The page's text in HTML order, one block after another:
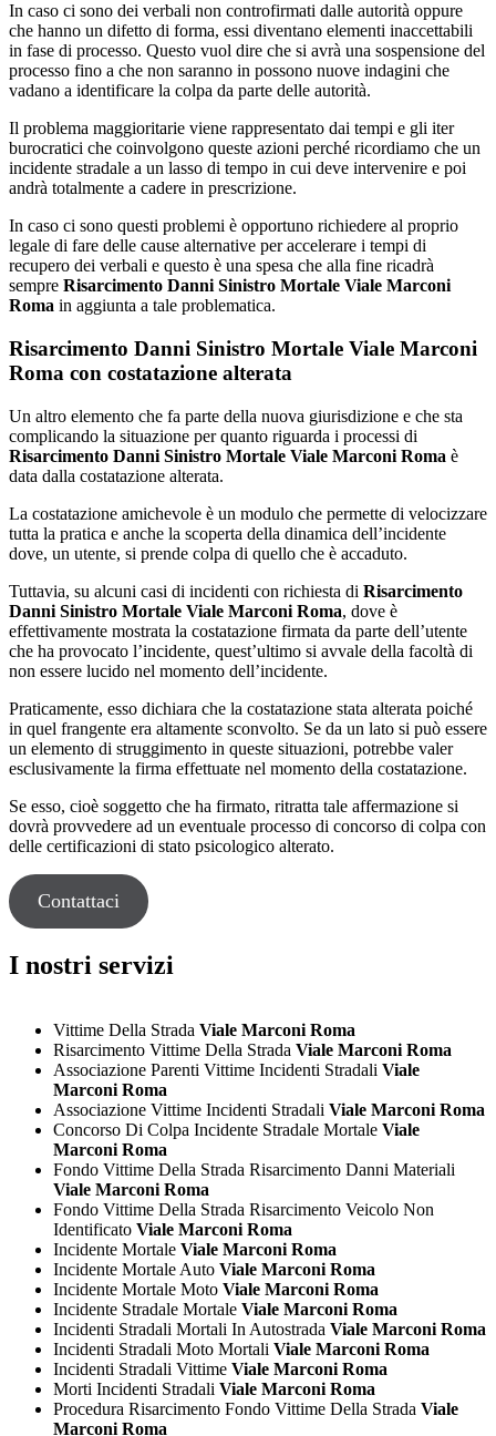
In caso ci sono dei verbali non controfirmati dalle autorità oppure
che hanno un difetto di forma, essi diventano elementi inaccettabili
in fase di processo. Questo vuol dire che si avrà una sospensione del
processo fino a che non saranno in possono nuove indagini che
vadano a identificare la colpa da parte delle autorità.
Il problema maggioritarie viene rappresentato dai tempi e gli iter
burocratici che coinvolgono queste azioni perché ricordiamo che un
incidente stradale a un lasso di tempo in cui deve intervenire e poi
andrà totalmente a cadere in prescrizione.
In caso ci sono questi problemi è opportuno richiedere al proprio
legale di fare delle cause alternative per accelerare i tempi di
recupero dei verbali e questo è una spesa che alla fine ricadrà
sempre Risarcimento Danni Sinistro Mortale Viale Marconi
Roma in aggiunta a tale problematica.
Risarcimento Danni Sinistro Mortale Viale Marconi
Roma con costatazione alterata
Un altro elemento che fa parte della nuova giurisdizione e che sta
complicando la situazione per quanto riguarda i processi di
Risarcimento Danni Sinistro Mortale Viale Marconi Roma è
data dalla costatazione alterata.
La costatazione amichevole è un modulo che permette di velocizzare
tutta la pratica e anche la scoperta della dinamica dell’incidente
dove, un utente, si prende colpa di quello che è accaduto.
Tuttavia, su alcuni casi di incidenti con richiesta di Risarcimento
Danni Sinistro Mortale Viale Marconi Roma, dove è
effettivamente mostrata la costatazione firmata da parte dell’utente
che ha provocato l’incidente, quest’ultimo si avvale della facoltà di
non essere lucido nel momento dell’incidente.
Praticamente, esso dichiara che la costatazione stata alterata poiché
in quel frangente era altamente sconvolto. Se da un lato si può essere
un elemento di struggimento in queste situazioni, potrebbe valer
esclusivamente la firma effettuate nel momento della costatazione.
Se esso, cioè soggetto che ha firmato, ritratta tale affermazione si
dovrà provvedere ad un eventuale processo di concorso di colpa con
delle certificazioni di stato psicologico alterato.
Contattaci
I nostri servizi
Vittime Della Strada Viale Marconi Roma
Risarcimento Vittime Della Strada Viale Marconi Roma
Associazione Parenti Vittime Incidenti Stradali Viale
Marconi Roma
Associazione Vittime Incidenti Stradali Viale Marconi Roma
Concorso Di Colpa Incidente Stradale Mortale Viale
Marconi Roma
Fondo Vittime Della Strada Risarcimento Danni Materiali
Viale Marconi Roma
Fondo Vittime Della Strada Risarcimento Veicolo Non
Identificato Viale Marconi Roma
Incidente Mortale Viale Marconi Roma
Incidente Mortale Auto Viale Marconi Roma
Incidente Mortale Moto Viale Marconi Roma
Incidente Stradale Mortale Viale Marconi Roma
Incidenti Stradali Mortali In Autostrada Viale Marconi Roma
Incidenti Stradali Moto Mortali Viale Marconi Roma
Incidenti Stradali Vittime Viale Marconi Roma
Morti Incidenti Stradali Viale Marconi Roma
Procedura Risarcimento Fondo Vittime Della Strada Viale
Marconi Roma